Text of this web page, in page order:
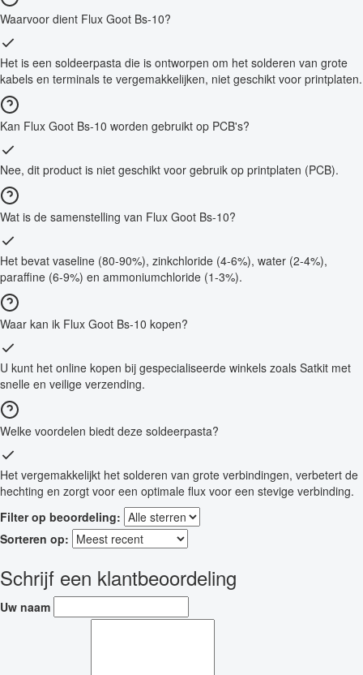
Waarvoor dient Flux Goot Bs-10?
Het is een soldeerpasta die is ontworpen om het solderen van grote
kabels en terminals te vergemakkelijken, niet geschikt voor printplaten.
Kan Flux Goot Bs-10 worden gebruikt op PCB's?
Nee, dit product is niet geschikt voor gebruik op printplaten (PCB).
Wat is de samenstelling van Flux Goot Bs-10?
Het bevat vaseline (80-90%), zinkchloride (4-6%), water (2-4%),
paraffine (6-9%) en ammoniumchloride (1-3%).
Waar kan ik Flux Goot Bs-10 kopen?
U kunt het online kopen bij gespecialiseerde winkels zoals Satkit met
snelle en veilige verzending.
Welke voordelen biedt deze soldeerpasta?
Het vergemakkelijkt het solderen van grote verbindingen, verbetert de
hechting en zorgt voor een optimale flux voor een stevige verbinding.
Filter op beoordeling:
Sorteren op:
Schrijf een klantbeoordeling
Uw naam